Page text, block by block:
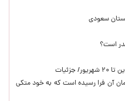
سعودی
است؟
آن فرا رسیده است که به خود متکی